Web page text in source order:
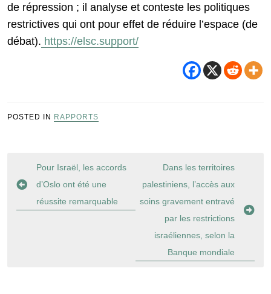
de répression ; il analyse et conteste les politiques
restrictives qui ont pour effet de réduire l’espace (de
débat). https://elsc.support/
POSTED IN RAPPORTS
Navigation
de
l’article
Pour Israël, les accords
d’Oslo ont été une
réussite remarquable
Dans les territoires
palestiniens, l’accès aux
soins gravement entravé
par les restrictions
israéliennes, selon la
Banque mondiale